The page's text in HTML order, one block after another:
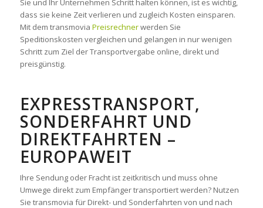
dass sie keine Zeit verlieren und zugleich Kosten einsparen.
Mit dem transmovia Preisrechnerwerden Sie
Speditionskosten vergleichen und gelangen in nur wenigen
Schritt zum Ziel der Transportvergabe online, direkt und
preisgünstig.
EXPRESSTRANSPORT,
SONDERFAHRT UND
DIREKTFAHRTEN –
EUROPAWEIT
Ihre Sendung oder Fracht ist zeitkritisch und muss ohne
Umwege direkt zum Empfänger transportiert werden? Nutzen
Sie transmovia für Direkt- und Sonderfahrten von und nach